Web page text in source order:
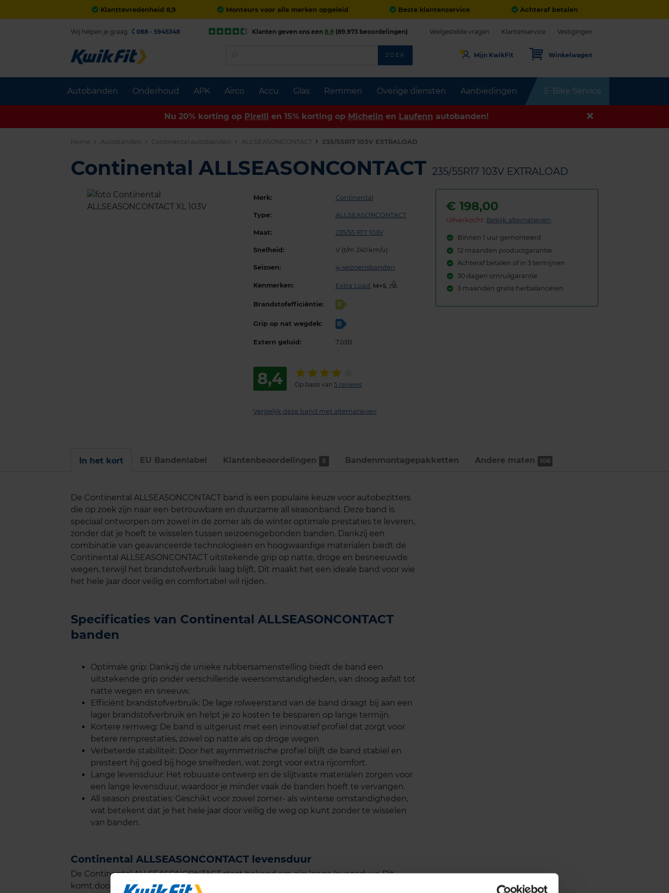
Klanttevredenheid 8,9 Monteurs voor alle merken opgeleid Beste klantenservice Achteraf betalen
Autobanden Onderhoud APK Airco Accu Glas Remmen Overige diensten Aanbiedingen E-Bike Service
Wij helpen je graag. 088 - 5945348 Klanten geven ons een 8,9 (89.973 beoordelingen) Veelgestelde vragen Klantenservice Vestigingen
ZOEK Mijn KwikFit Winkelwagen
Nu 20% korting op Pirelli en 15% korting op Michelin en Laufenn autobanden!
Home Autobanden Continental autobanden ALLSEASONCONTACT 235/55R17 103V EXTRALOAD
Continental ALLSEASONCONTACT 235/55R17 103V EXTRALOAD
Merk: Continental
Type: ALLSEASONCONTACT
Maat: 235/55 R17 103V
Snelheid: V (t/m 240 km/u)
Seizoen: 4-seizoensbanden
Kenmerken: Extra Load , ,
Brandstofefficiëntie: B
Grip op nat wegdek: B
Extern geluid: 72dB
8,4 Op basis van 5 reviews
Vergelijk deze band met alternatieven
€198,00
Uitverkocht: Bekijk alternatieven
Binnen 1 uur gemonteerd
12 maanden productgarantie
Achteraf betalen of in 3 termijnen
30 dagen omruilgarantie
3 maanden gratis herbalanceren
In het kort EU Bandenlabel Klantenbeoordelingen 5 Bandenmontage­pakketten Andere maten 106
De Continental ALLSEASONCONTACT band is een populaire keuze voor autobezitters
die op zoek zijn naar een betrouwbare en duurzame all seasonband. Deze band is
speciaal ontworpen om zowel in de zomer als de winter optimale prestaties te leveren,
zonder dat je hoeft te wisselen tussen seizoensgebonden banden. Dankzij een
combinatie van geavanceerde technologieën en hoogwaardige materialen biedt de
Continental ALLSEASONCONTACT uitstekende grip op natte, droge en besneeuwde
wegen, terwijl het brandstofverbruik laag blijft. Dit maakt het een ideale band voor wie
het hele jaar door veilig en comfortabel wil rijden.
Specificaties van Continental ALLSEASONCONTACT
banden
Optimale grip: Dankzij de unieke rubbersamenstelling biedt de band een
uitstekende grip onder verschillende weersomstandigheden, van droog asfalt tot
natte wegen en sneeuw.
Efficiënt brandstofverbruik: De lage rolweerstand van de band draagt bij aan een
lager brandstofverbruik en helpt je zo kosten te besparen op lange termijn.
Kortere remweg: De band is uitgerust met een innovatief profiel dat zorgt voor
betere remprestaties, zowel op natte als op droge wegen.
Verbeterde stabiliteit: Door het asymmetrische profiel blijft de band stabiel en
presteert hij goed bij hoge snelheden, wat zorgt voor extra rijcomfort.
Lange levensduur: Het robuuste ontwerp en de slijtvaste materialen zorgen voor
een lange levensduur, waardoor je minder vaak de banden hoeft te vervangen.
All season prestaties: Geschikt voor zowel zomer- als winterse omstandigheden,
wat betekent dat je het hele jaar door veilig de weg op kunt zonder te wisselen
van banden.
Continental ALLSEASONCONTACT levensduur
De Continental ALLSEASONCONTACT staat bekend om zijn lange levensduur. Dit
komt door de slijtvaste rubbersamenstelling en de gelijkmatige slijtage van het